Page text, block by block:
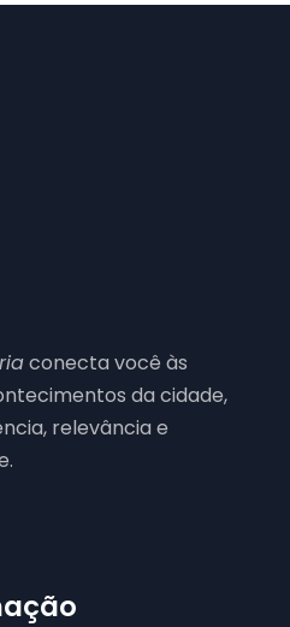
conecta você às
da cidade,
relevância e